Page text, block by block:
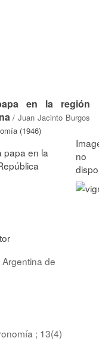
en la región
/Juan Jacinto Burgos
(1946)
papa en la
de
; 13(4)